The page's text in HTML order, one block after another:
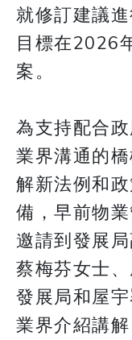
就修訂建議
目標在2026
案。
為支持配合
業界溝通的
解新法例和
備，早前物
邀請到發展
蔡梅芬女士
發展局和屋
業界介紹講